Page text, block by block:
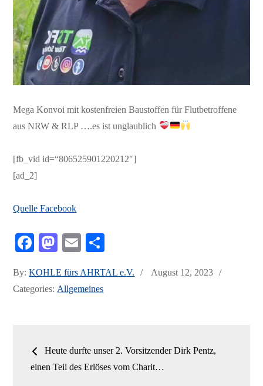
Mega Konvoi mit kostenfreien Baustoffen für Flutbetroffene
aus NRW & RLP ….es ist unglaublich
[fb_vid id=“806525901220212″]
[ad_2]
Quelle Facebook
Fa
bo
ok
M
to
do
E
ail n
By:KOHLE fürs AHRTAL e.V.
Posted
August 12, 2023
Categories: Allgemeines
Beitrags-
Navigation
Heute durfte unser 2. Vorsitzender Dirk Pentz,
einen Teil des Erlöses vom Charit…